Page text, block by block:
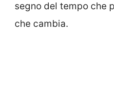
segno del tempo che
che cambia.